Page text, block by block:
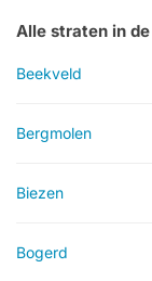
Alle straten in
Beekveld
Bergmolen
Biezen
Bogerd